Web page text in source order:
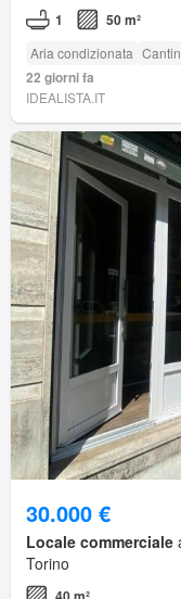
1 50 m²
Aria condizionata
22 giorni fa
IDEALISTA.IT
30.000 €
Locale commerciale
Torino